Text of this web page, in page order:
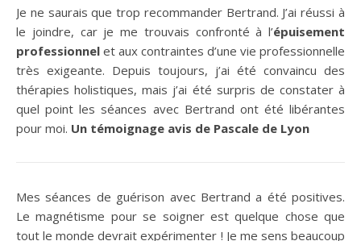
Je ne saurais que trop recommander Bertrand. J’ai réussi à
le joindre, car je me trouvais confronté à l’épuisement
professionnel et aux contraintes d’une vie professionnelle
très exigeante. Depuis toujours, j’ai été convaincu des
thérapies holistiques, mais j’ai été surpris de constater à
quel point les séances avec Bertrand ont été libérantes
pour moi. Un témoignage avis de Pascale de Lyon
Mes séances de guérison avec Bertrand a été positives.
Le magnétisme pour se soigner est quelque chose que
tout le monde devrait expérimenter ! Je me sens beaucoup